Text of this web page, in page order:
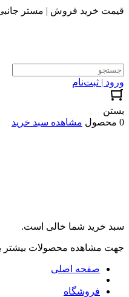
قیمت خرید فروش | مستر
ورود | ثبت‌نام
بستن
0 محصول
مشاهده سبد خرید
سبد خرید شما خالی است.
جهت مشاهده محصولات بیشتر
صفحه اصلی
فروشگاه